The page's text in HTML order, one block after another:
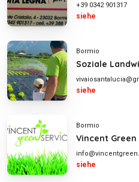
+39 0342 901317
siehe
Bormio
Soziale
siehe
Bormio
Vincent Green
siehe